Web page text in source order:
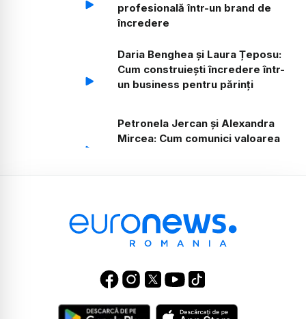
profesională într-un brand de
încredere
Daria Benghea și Laura Țeposu:
Cum construiești încredere într-
un business pentru părinți
Petronela Jercan și Alexandra
Mircea: Cum comunici valoarea
volum și compromisuri bune
Iuliana, Mirela și Cosmin
Buzăianu: Cum crești fără să